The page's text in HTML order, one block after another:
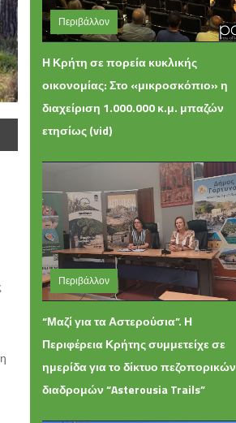
Περιβάλλον
Πέμπτη 09 Ιουλίου 2026 17:48
Η Κρήτη σε πορεία κυκλικής
οικονομίας: Στο «μικροσκόπιο» η
διαχείριση 1.000.000 κ.μ. μπαζών
ετησίως (vid)
Περιβάλλον
Δευτέρα 22 Ιουνίου 2026 14:22
“Μαζί για τα Αστερούσια”. Η
Περιφέρεια Κρήτης συμμετείχε σε
ημερίδα για το δίκτυο πεζοπορικών
διαδρομών “Asterousia Trails”